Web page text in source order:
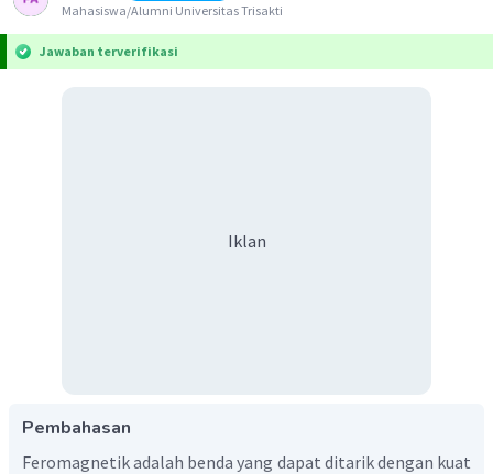
Mahasiswa/Alumni Universitas Trisakti
Jawaban terverifikasi
Iklan
Pembahasan
Feromagnetik adalah benda yang dapat ditarik dengan kuat